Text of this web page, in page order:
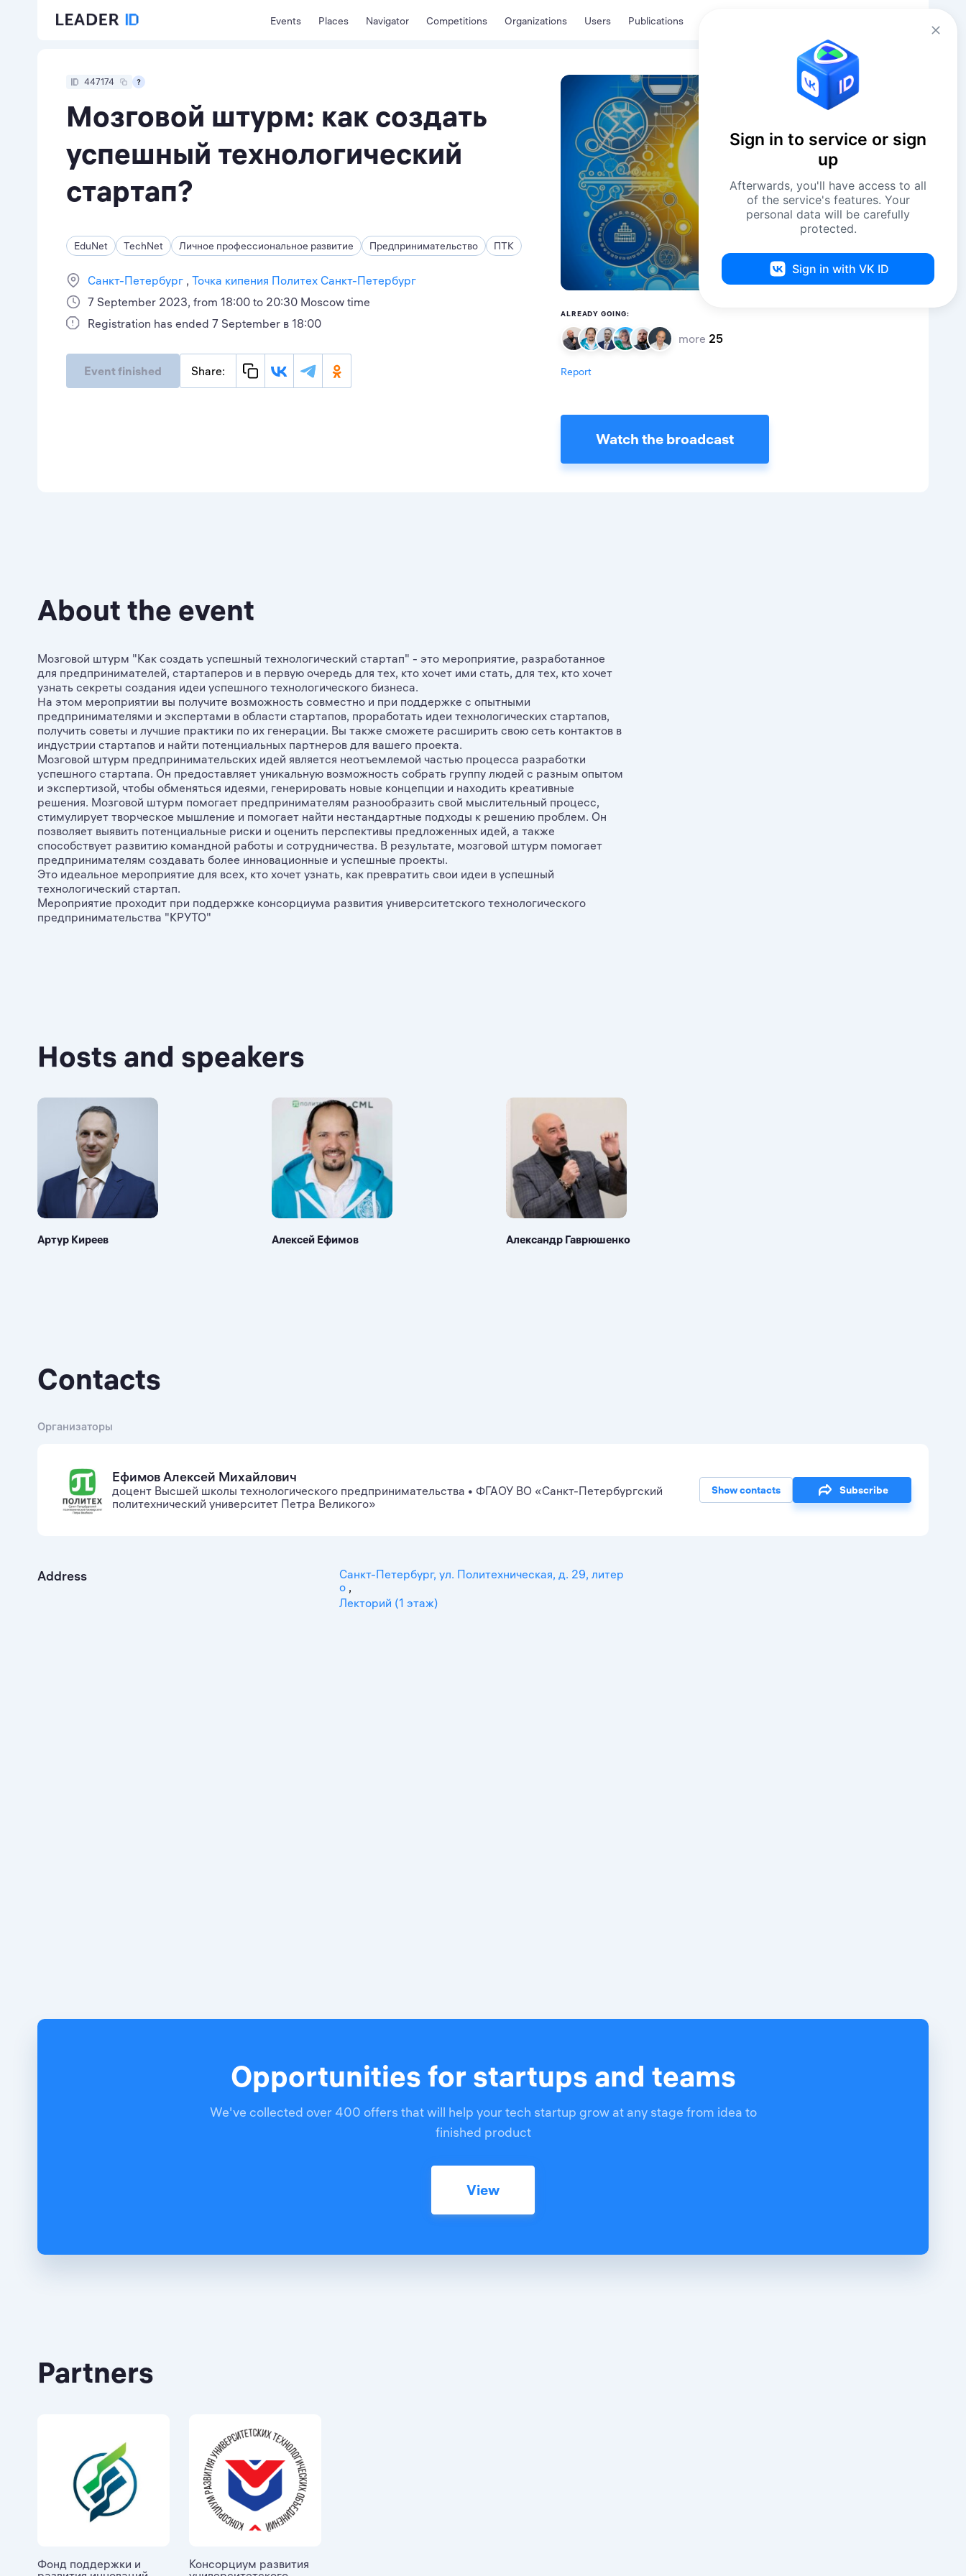
Events Places Navigator Competitions Organizations Users Publications
447174
Мозговой штурм: как создать
успешный технологический
стартап?
EduNet TechNet Личное профессиональное развитие Предпринимательство ПТК
Санкт-Петербург Точка кипения Политех Санкт-Петербург
7 September 2023, from 18:00 to 20:30 Moscow time
Registration has ended 7 September в 18:00
Event finished Share:
ALREADY GOING:
more 25
Report
Watch the broadcast
About the event
Мозговой штурм "Как создать успешный технологический стартап" - это мероприятие, разработанное
для предпринимателей, стартаперов и в первую очередь для тех, кто хочет ими стать, для тех, кто хочет
узнать секреты создания идеи успешного технологического бизнеса.
На этом мероприятии вы получите возможность совместно и при поддержке с опытными
предпринимателями и экспертами в области стартапов, проработать идеи технологических стартапов,
получить советы и лучшие практики по их генерации. Вы также сможете расширить свою сеть контактов в
индустрии стартапов и найти потенциальных партнеров для вашего проекта.
Мозговой штурм предпринимательских идей является неотъемлемой частью процесса разработки
успешного стартапа. Он предоставляет уникальную возможность собрать группу людей с разным опытом
и экспертизой, чтобы обменяться идеями, генерировать новые концепции и находить креативные
решения. Мозговой штурм помогает предпринимателям разнообразить свой мыслительный процесс,
стимулирует творческое мышление и помогает найти нестандартные подходы к решению проблем. Он
позволяет выявить потенциальные риски и оценить перспективы предложенных идей, а также
способствует развитию командной работы и сотрудничества. В результате, мозговой штурм помогает
предпринимателям создавать более инновационные и успешные проекты.
Это идеальное мероприятие для всех, кто хочет узнать, как превратить свои идеи в успешный
технологический стартап.
Мероприятие проходит при поддержке консорциума развития университетского технологического
предпринимательства "КРУТО"
Hosts and speakers
Артур Киреев Алексей Ефимов Александр Гаврюшенко
Contacts
Организаторы
Ефимов Алексей Михайлович
доцент Высшей школы технологического предпринимательства • ФГАОУ ВО «Санкт-Петербургский
политехнический университет Петра Великого»
Show contacts Subscribe
Address
Санкт-Петербург, ул. Политехническая, д. 29, литер
о ,
Лекторий (1 этаж)
Opportunities for startups and teams
We've collected over 400 offers that will help your tech startup grow at any stage from idea to
finished product
View
Partners
Фонд поддержки и
Консорциум развития
Sign in to service or sign
up
Afterwards, you'll have access to all
of the service's features. Your
personal data will be carefully
protected.
Sign in with VK ID